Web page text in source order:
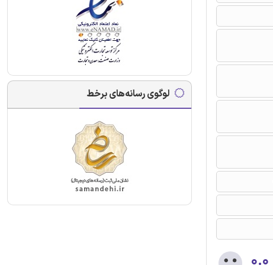
لوگوی رسانه‌های برخط